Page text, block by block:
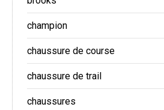
champion
chaussure de course
chaussure de trail
chaussures